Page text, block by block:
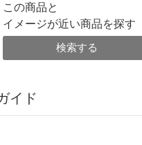
この商品と
イメージが近い商品を探す
検索する
イド